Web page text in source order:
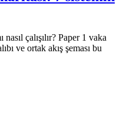
çalışılır? Paper 1 vaka
ve ortak akış şeması bu